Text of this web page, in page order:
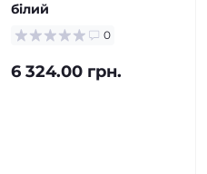
білий
0
6 324.00 грн.